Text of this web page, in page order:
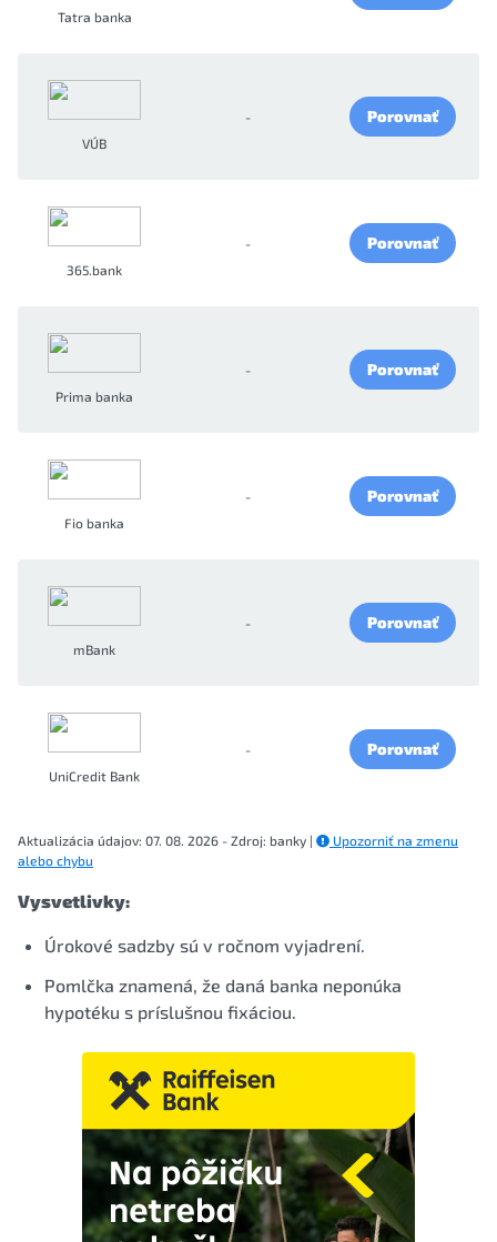
Tatra banka
VÚB
- Porovnať
365.bank
- Porovnať
Prima banka
- Porovnať
Fio banka
- Porovnať
mBank
- Porovnať
UniCredit Bank
- Porovnať
Aktualizácia údajov: 07. 08. 2026 - Zdroj: banky |
Upozorniť na zmenu
alebo chybu
Vysvetlivky:
Úrokové sadzby sú v ročnom vyjadrení.
Pomlčka znamená, že daná banka neponúka
hypotéku s príslušnou fixáciou.